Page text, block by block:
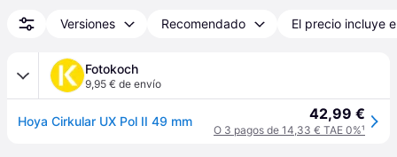
Versiones Recomendado El precio incluye
Fotokoch
9,95 € de envío
Hoya Cirkular UX Pol II 49 mm 42,99 €
O 3 pagos de 14,33 € TAE 0%¹